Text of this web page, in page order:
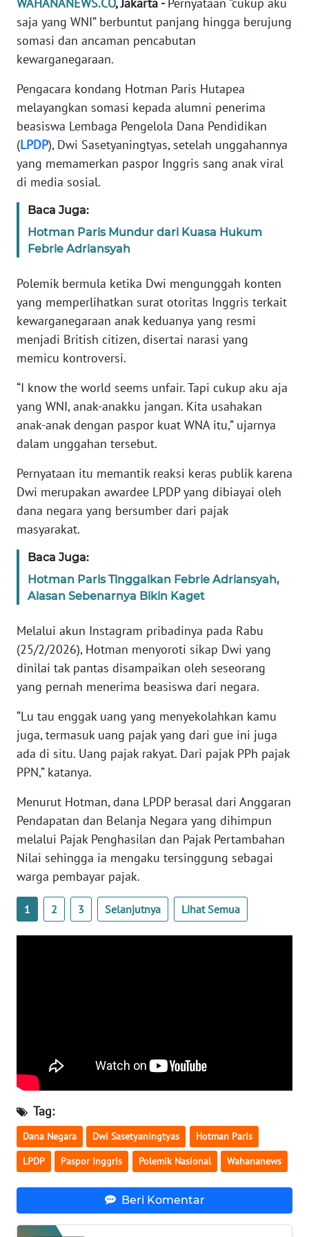
saja yang WNI” berbuntut panjang hingga berujung
somasi dan ancaman pencabutan
kewarganegaraan.
Pengacara kondang Hotman Paris Hutapea
melayangkan somasi kepada alumni penerima
beasiswa Lembaga Pengelola Dana Pendidikan
(LPDP), Dwi Sasetyaningtyas, setelah unggahannya
yang memamerkan paspor Inggris sang anak viral
di media sosial.
Baca Juga:
Hotman Paris Mundur dari Kuasa Hukum
Febrie Adriansyah
Polemik bermula ketika Dwi mengunggah konten
yang memperlihatkan surat otoritas Inggris terkait
kewarganegaraan anak keduanya yang resmi
menjadi British citizen, disertai narasi yang
memicu kontroversi.
“I know the world seems unfair. Tapi cukup aku aja
yang WNI, anak-anakku jangan. Kita usahakan
anak-anak dengan paspor kuat WNA itu,” ujarnya
dalam unggahan tersebut.
Pernyataan itu memantik reaksi keras publik karena
Dwi merupakan awardee LPDP yang dibiayai oleh
dana negara yang bersumber dari pajak
masyarakat.
Baca Juga:
Hotman Paris Tinggalkan Febrie Adriansyah,
Alasan Sebenarnya Bikin Kaget
Melalui akun Instagram pribadinya pada Rabu
(25/2/2026), Hotman menyoroti sikap Dwi yang
dinilai tak pantas disampaikan oleh seseorang
yang pernah menerima beasiswa dari negara.
“Lu tau enggak uang yang menyekolahkan kamu
juga, termasuk uang pajak yang dari gue ini juga
ada di situ. Uang pajak rakyat. Dari pajak PPh pajak
PPN,” katanya.
Menurut Hotman, dana LPDP berasal dari Anggaran
Pendapatan dan Belanja Negara yang dihimpun
melalui Pajak Penghasilan dan Pajak Pertambahan
Nilai sehingga ia mengaku tersinggung sebagai
warga pembayar pajak.
1 2 3 Selanjutnya Lihat Semua
Tag:
Dana Negara Dwi Sasetyaningtyas Hotman Paris
LPDP Paspor Inggris Polemik Nasional Wahananews
Beri Komentar
Informasi
KONTAK
KAMI
INFO
IKLAN
TENTANG
KAMI
PEDOMAN
MEDIA
REDAKSI
KARIR
Wahana
News
Regional
WN
SUMUT
WN
WN
JABAR
WN
BANTEN
NTT
WN
KEPRI
PAPUA
WN
BARAT
WN
RIAU
SULTRA
WN
NTB
WN
SULTENG